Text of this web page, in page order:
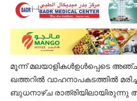
മൂന്ന് മലയാളികൾഉൾപ്പെടെ
ഖത്തറിൽ വാഹനാപകടത്തിൽ
ബുധനാഴ്ച രാത്രിയിലായിരുന്നു